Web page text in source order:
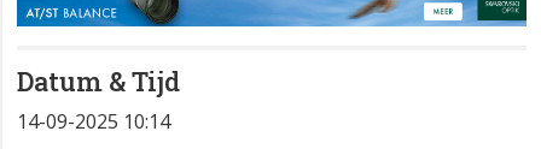
Datum & Tijd
14-09-2025 10:14